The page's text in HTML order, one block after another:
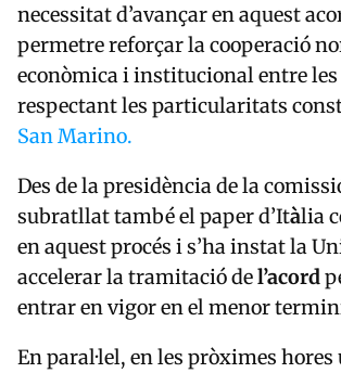
necessitat d’avançar en aquest
permetre reforçar la cooperació
econòmica i institucional entre
respectant les particularitats
San Marino.
Des de la presidència de la
subratllat també el paper d’Itàlia
en aquest procés i s’ha instat la
accelerar la tramitació del’acord
entrar en vigor en el menor
En paral·lel, en les pròximes